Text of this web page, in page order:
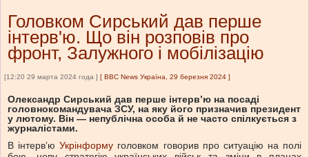
Головком Сирський дав перше
інтерв'ю. Що він розповів про
фронт, Залужного і мобілізацію
[12:20 29 марта 2024 года ] [ BBC News Україна, 29 березня 2024 ]
Олександр Сирський дав перше інтервʼю на посаді
головнокомандувача ЗСУ, на яку його призначив президент
у лютому. Він — непублічна особа й не часто спілкується з
журналістами.
В інтервʼюУкрінформу головком говорив про ситуацію на полі